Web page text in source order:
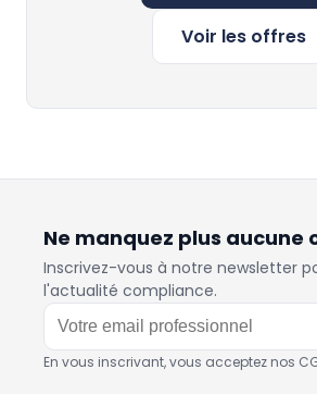
Voir les offres
Ne manquez plus aucune
Inscrivez-vous à notre newsletter
l'actualité compliance.
En vous inscrivant, vous acceptez nos